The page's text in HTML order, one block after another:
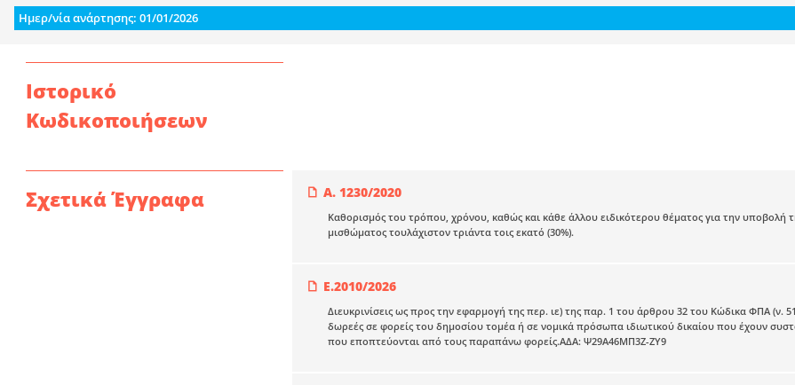
Ημερ/νία ανάρτησης: 01/01/2026
Ιστορικό
Κωδικοποιήσεων
Σχετικά Έγγραφα Α. 1230/2020
Καθορισμός του τρόπου, χρόνου, καθώς και κάθε άλλου ειδικότερου θέματος για την υποβολή
μισθώματος τουλάχιστον τριάντα τοις εκατό (30%).
Ε.2010/2026
Διευκρινίσεις ως προς την εφαρμογή της περ. ιε) της παρ. 1 του άρθρου 32 του Κώδικα ΦΠΑ (ν.
δωρεές σε φορείς του δημοσίου τομέα ή σε νομικά πρόσωπα ιδιωτικού δικαίου που έχουν
που εποπτεύονται από τους παραπάνω φορείς.ΑΔΑ: Ψ29Α46ΜΠ3Ζ-ΖΥ9